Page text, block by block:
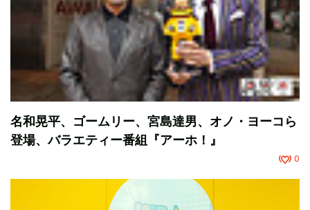
名和晃平、ゴームリー、宮島達男、オノ・ヨーコら
登場、バラエティー番組『アーホ！』
0